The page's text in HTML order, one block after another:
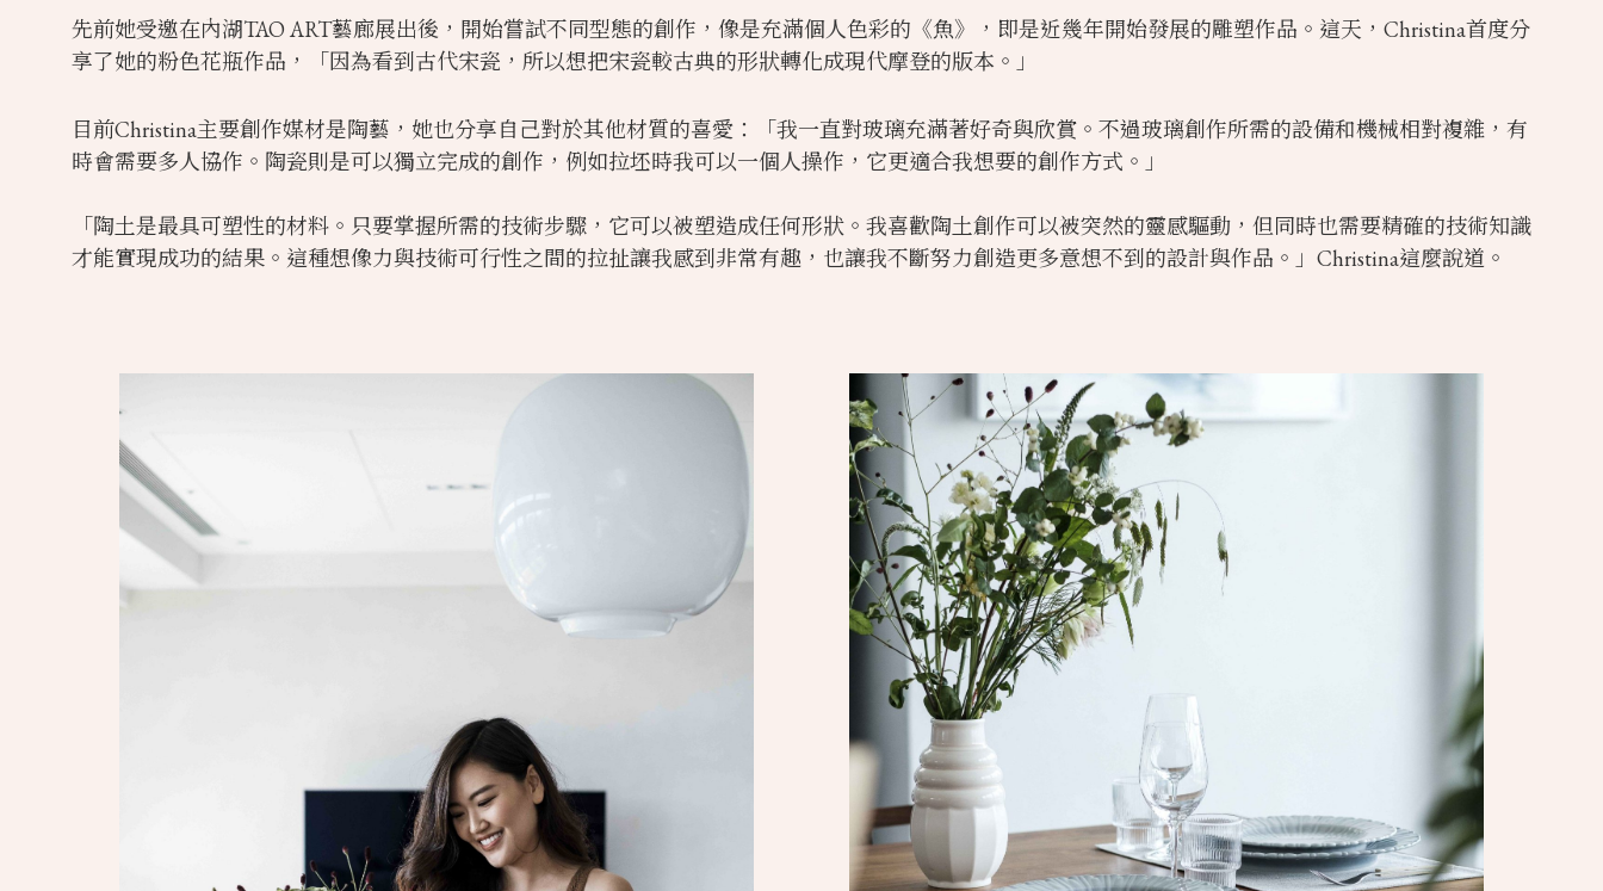
先前她受邀在內湖TAO ART藝廊展出後，開始嘗試不同型態的創作，像是充滿個人色彩的《魚》，即是近幾年開始發展的雕塑作品。這天，Christina首度分
享了她的粉色花瓶作品，「因為看到古代宋瓷，所以想把宋瓷較古典的形狀轉化成現代摩登的版本。」
目前Christina主要創作媒材是陶藝，她也分享自己對於其他材質的喜愛：「我一直對玻璃充滿著好奇與欣賞。不過玻璃創作所需的設備和機械相對複雜，有
時會需要多人協作。陶瓷則是可以獨立完成的創作，例如拉坯時我可以一個人操作，它更適合我想要的創作方式。」
「陶土是最具可塑性的材料。只要掌握所需的技術步驟，它可以被塑造成任何形狀。我喜歡陶土創作可以被突然的靈感驅動，但同時也需要精確的技術知識
才能實現成功的結果。這種想像力與技術可行性之間的拉扯讓我感到非常有趣，也讓我不斷努力創造更多意想不到的設計與作品。」Christina這麼說道。